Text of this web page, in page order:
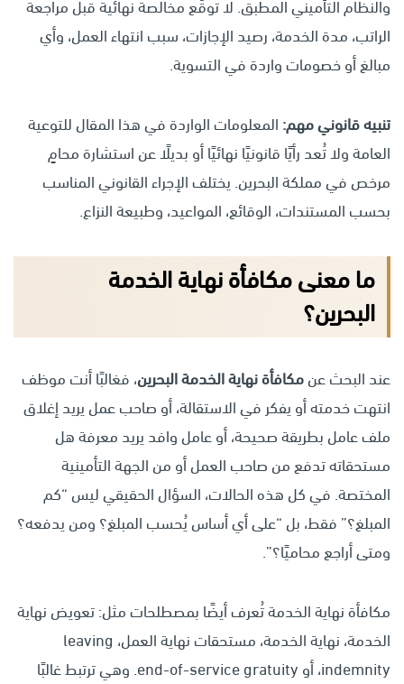
والنظام التأميني المطبق. لا توقّع مخالصة نهائية قبل مراجعة
الراتب، مدة الخدمة، رصيد الإجازات، سبب انتهاء العمل، وأي
مبالغ أو خصومات واردة في التسوية.
تنبيه قانوني مهم: المعلومات الواردة في هذا المقال للتوعية
العامة ولا تُعد رأيًا قانونيًا نهائيًا أو بديلًا عن استشارة محامٍ
مرخص في مملكة البحرين. يختلف الإجراء القانوني المناسب
بحسب المستندات، الوقائع، المواعيد، وطبيعة النزاع.
ما معنى مكافأة نهاية الخدمة
البحرين؟
عند البحث عنمكافأة نهاية الخدمة البحرين، فغالبًا أنت موظف
انتهت خدمته أو يفكر في الاستقالة، أو صاحب عمل يريد إغلاق
ملف عامل بطريقة صحيحة، أو عامل وافد يريد معرفة هل
مستحقاته تدفع من صاحب العمل أو من الجهة التأمينية
المختصة. في كل هذه الحالات، السؤال الحقيقي ليس “كم
المبلغ؟” فقط، بل “على أي أساس يُحسب المبلغ؟ ومن يدفعه؟
ومتى أراجع محاميًا؟”.
مكافأة نهاية الخدمة تُعرف أيضًا بمصطلحات مثل: تعويض نهاية
الخدمة، نهاية الخدمة، مستحقات نهاية العمل، leaving
indemnity، أو end-of-service gratuity. وهي ترتبط غالبًا